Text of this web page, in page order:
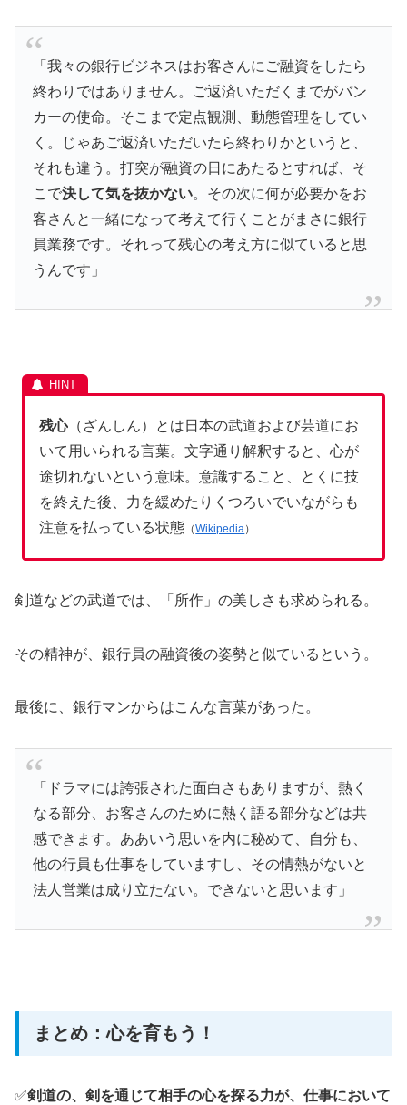
「我々の銀行ビジネスはお客さんにご融資をしたら
終わりではありません。ご返済いただくまでがバン
カーの使命。そこまで定点観測、動態管理をしてい
く。じゃあご返済いただいたら終わりかというと、
それも違う。打突が融資の日にあたるとすれば、そ
こで決して気を抜かない。その次に何が必要かをお
客さんと一緒になって考えて行くことがまさに銀行
員業務です。それって残心の考え方に似ていると思
うんです」
残心 （ざんしん）とは日本の武道および芸道にお
いて用いられる言葉。文字通り解釈すると、心が
途切れないという意味。意識すること、とくに技
を終えた後、力を緩めたりくつろいでいながらも
注意を払っている状態 （Wikipedia ）
剣道などの武道では、「所作」の美しさも求められる。
その精神が、銀行員の融資後の姿勢と似ているという。
最後に、銀行マンからはこんな言葉があった。
「ドラマには誇張された面白さもありますが、熱く
なる部分、お客さんのために熱く語る部分などは共
感できます。ああいう思いを内に秘めて、自分も、
他の行員も仕事をしていますし、その情熱がないと
法人営業は成り立たない。できないと思います」
まとめ：心を育もう！
✅剣道の、剣を通じて相手の心を探る力が、仕事において